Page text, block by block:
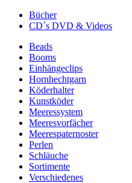
Bücher
CD´s DVD & Videos
Beads
Booms
Einhängeclips
Hornhechtgarn
Köderhalter
Kunstköder
Meeressystem
Meeresvorfächer
Meerespaternoster
Perlen
Schläuche
Sortimente
Verschiedenes